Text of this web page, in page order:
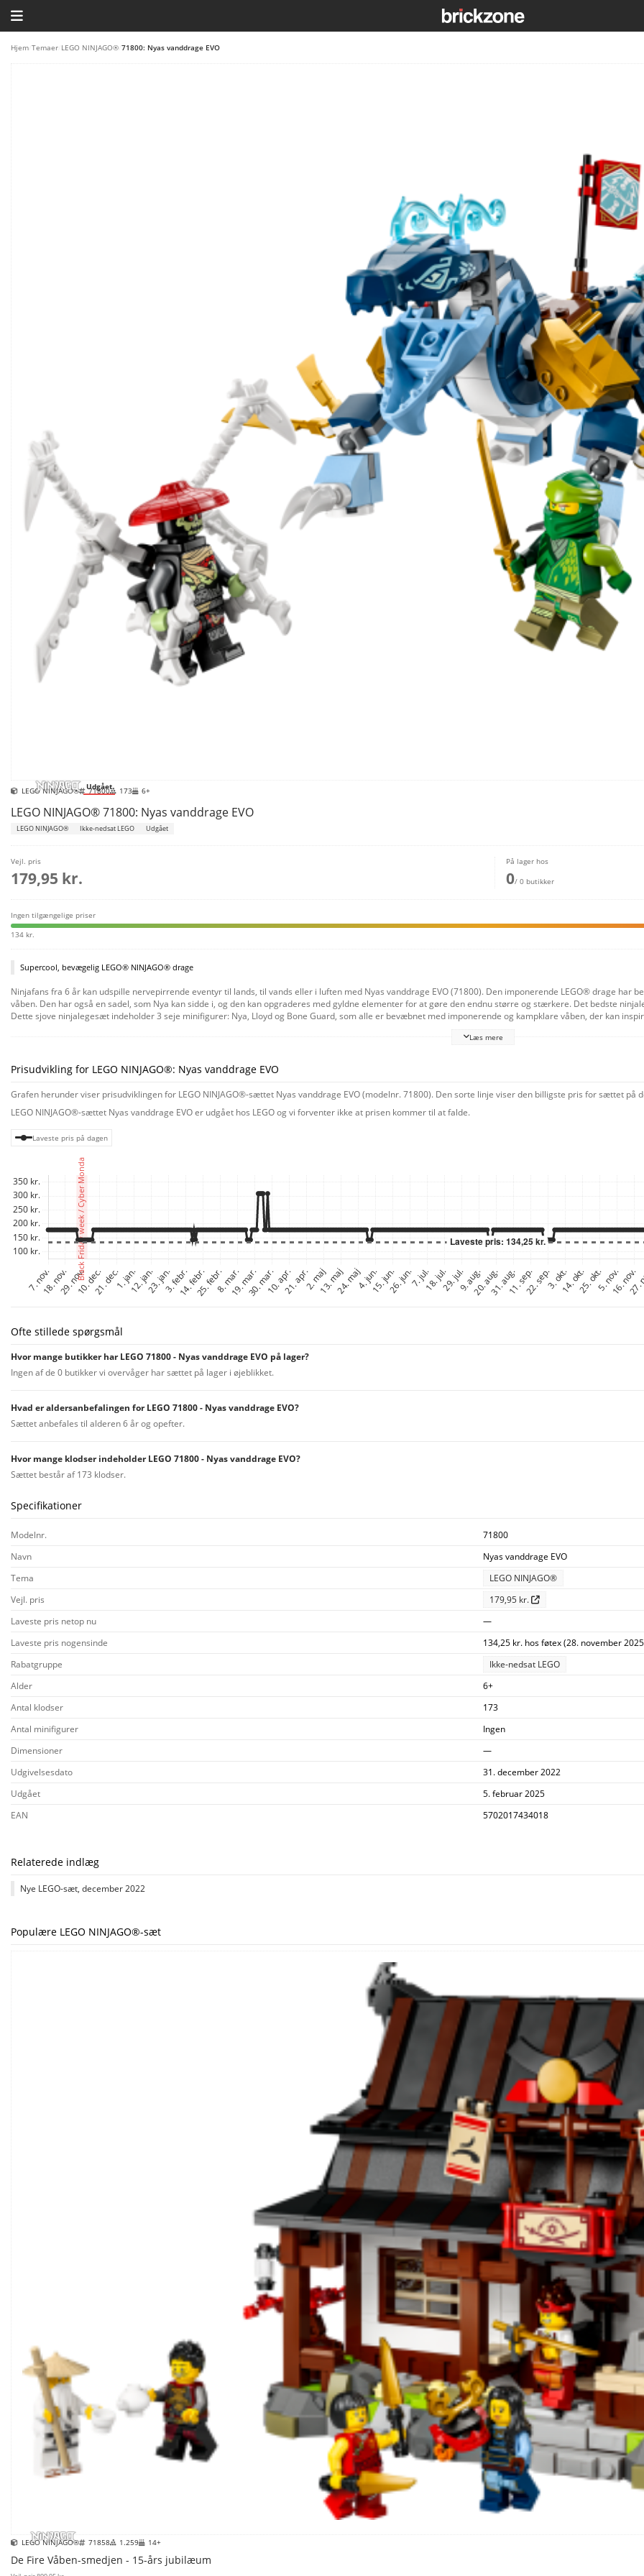
HJEM
Hjem Temaer LEGO NINJAGO® 71800: Nyas vanddrage EVO
Udgået
LEGO NINJAGO® 71800 173 6+
LEGO NINJAGO® 71800: Nyas vanddrage EVO
LEGO NINJAGO® Ikke-nedsat LEGO Udgået
Vejl. pris
179,95 kr.
På lager hos
0/ 0 butikker
Ingen tilgængelige priser
134 kr.
Supercool, bevægelig LEGO® NINJAGO® drage
Ninjafans fra 6 år kan udspille nervepirrende eventyr til lands, til vands eller i luften med Nyas vanddrage EVO (71800). Den imponerende LEGO® drage har
våben. Den har også en sadel, som Nya kan sidde i, og den kan opgraderes med gyldne elementer for at gøre den endnu større og stærkere. Det bedste
Dette sjove ninjalegesæt indeholder 3 seje minifigurer: Nya, Lloyd og Bone Guard, som alle er bevæbnet med imponerende og kampklare våben, der kan
Yngre byggere kan bruge den guidede, realistiske byggeproces i LEGO Builder appen til at zoome ind på, dreje og se deres model, bringe deres kreation til
Læs mere
Prisudvikling for LEGO NINJAGO®: Nyas vanddrage EVO
Grafen herunder viser prisudviklingen for LEGO NINJAGO®-sættet Nyas vanddrage EVO (modelnr. 71800). Den sorte linje viser den billigste pris for sættet på
LEGO NINJAGO®-sættet Nyas vanddrage EVO er udgået hos LEGO og vi forventer ikke at prisen kommer til at falde.
Laveste pris på dagen
Ofte stillede spørgsmål
Hvor mange butikker har LEGO 71800 - Nyas vanddrage EVO på lager?
Ingen af de 0 butikker vi overvåger har sættet på lager i øjeblikket.
Hvad er aldersanbefalingen for LEGO 71800 - Nyas vanddrage EVO?
Sættet anbefales til alderen 6 år og opefter.
Hvor mange klodser indeholder LEGO 71800 - Nyas vanddrage EVO?
Sættet består af 173 klodser.
Specifikationer
Modelnr.
71800
Navn
Nyas vanddrage EVO
Tema
LEGO NINJAGO®
Vejl. pris
179,95 kr.
Laveste pris netop nu
—
Laveste pris nogensinde
134,25 kr. hos føtex (28. november
Rabatgruppe
Ikke-nedsat LEGO
Alder
6+
Antal klodser
173
Antal minifigurer
Ingen
Dimensioner
—
Udgivelsesdato
31. december 2022
Udgået
5. februar 2025
EAN
5702017434018
Relaterede indlæg
Nye LEGO-sæt, december 2022
Populære LEGO NINJAGO®-sæt
LEGO NINJAGO® 71858 1.259 14+
De Fire Våben-smedjen - 15-års jubilæum